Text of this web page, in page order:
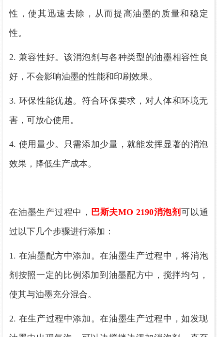
性，使其迅速 去除 ，从而提高油墨的质量和稳定
性。
2. 兼容性好。 该消泡剂与各种类型的油墨相容性良
好，不会影响油墨的性能和印刷效果。
3. 环保性能优越。符合环保要求，对人体和环境无
害，可放心使用。
4. 使用量少。只需添加少量，就能发挥显著的消泡
效果，降低生产成本。
在油墨生产过程中， 巴斯夫MO 2190消泡剂 可以通
过以下几个步骤进行添加：
1. 在油墨配方中添加。在油墨生产过程中，将消泡
剂 按照一定的比例添加到油墨配方中，搅拌均匀，
使其与油墨充分混合。
2. 在生产过程中添加。在油墨生产过程中，如发现